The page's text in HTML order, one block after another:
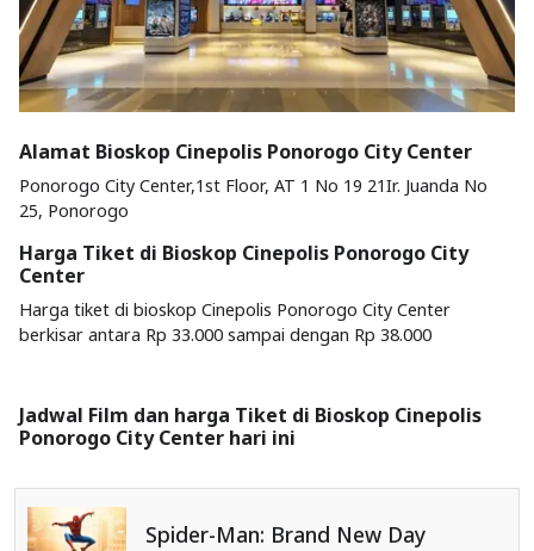
Alamat Bioskop Cinepolis Ponorogo City Center
Ponorogo City Center,1st Floor, AT 1 No 19 21Ir. Juanda No
25, Ponorogo
Harga Tiket di Bioskop Cinepolis Ponorogo City
Center
Harga tiket di bioskop Cinepolis Ponorogo City Center
berkisar antara Rp 33.000 sampai dengan Rp 38.000
Jadwal Film dan harga Tiket di Bioskop Cinepolis
Ponorogo City Center hari ini
Spider-Man: Brand New Day